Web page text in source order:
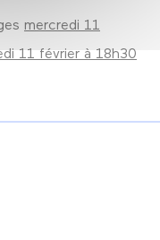
mercredi 11
11 février à 18h30